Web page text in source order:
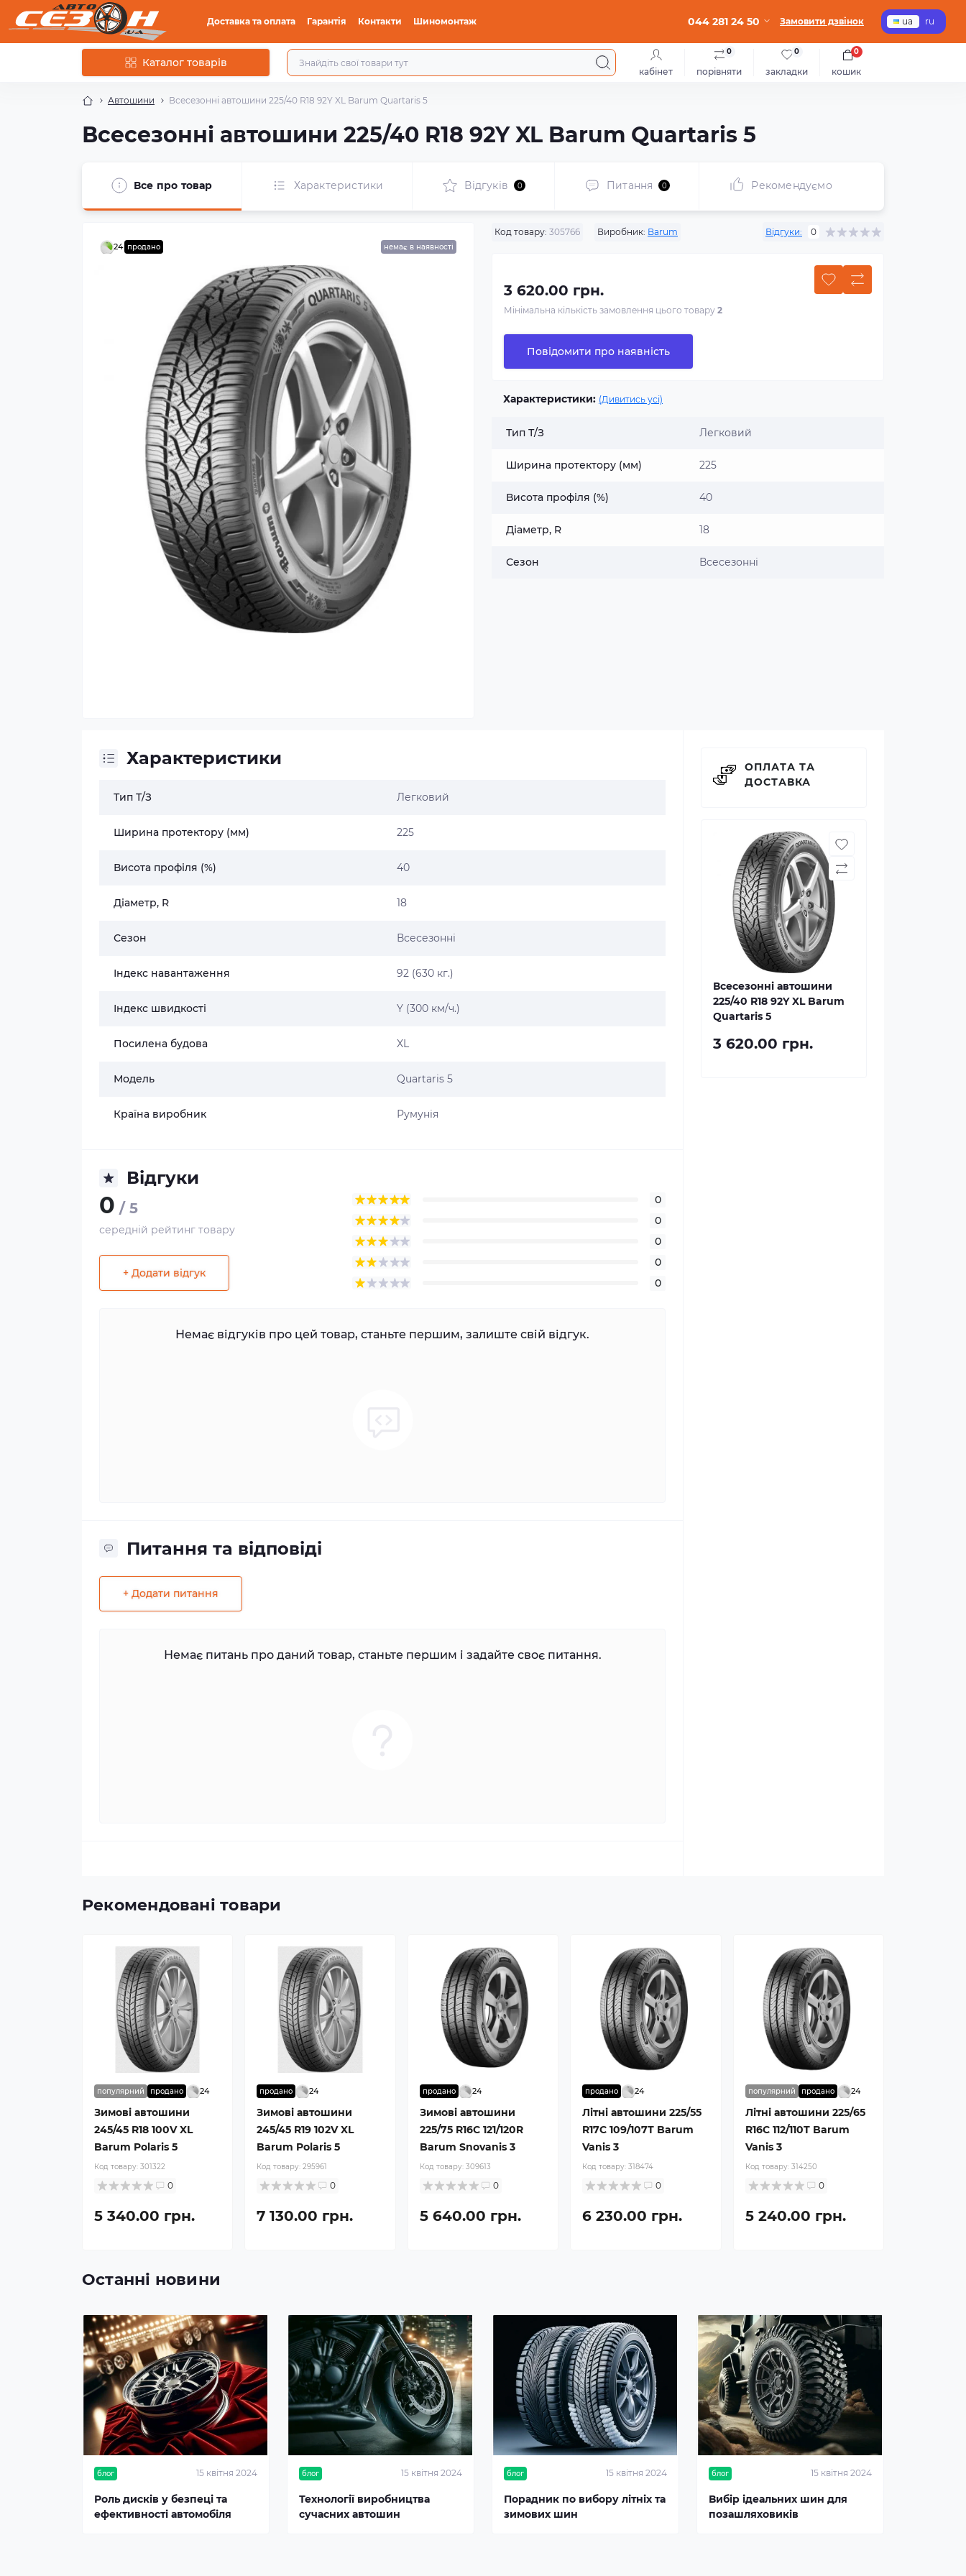
Доставка та оплата Гарантія Контакти Шиномонтаж 044 281 24 50 Замовити дзвінок ua ru
Каталог товарів
кабінет порівняти
0
закладки
0
кошик
0
Автошини Всесезонні автошини 225/40 R18 92Y XL Barum Quartaris 5
Всесезонні автошини 225/40 R18 92Y XL Barum Quartaris 5
Все про товар Характеристики Відгуків 0 Питання 0 Рекомендуємо
24 продано немає в наявності
Код товару: 305766 Виробник: Barum Відгуки: 0
3 620.00 грн.
Мінімальна кількість замовлення цього товару 2
Повідомити про наявність
Характеристики: (Дивитись усі)
Тип Т/З Легковий
Ширина протектору (мм) 225
Висота профіля (%) 40
Діаметр, R 18
Сезон Всесезонні
Характеристики
Тип Т/З Легковий
Ширина протектору (мм) 225
Висота профіля (%) 40
Діаметр, R 18
Сезон Всесезонні
Індекс навантаження 92 (630 кг.)
Індекс швидкості Y (300 км/ч.)
Посилена будова XL
Модель Quartaris 5
Країна виробник Румунія
Відгуки
0 / 5
середній рейтинг товару
+ Додати відгук
0
0
0
0
0
Немає відгуків про цей товар, станьте першим, залиште свій відгук.
Питання та відповіді
+ Додати питання
Немає питань про даний товар, станьте першим і задайте своє питання.
ОПЛАТА ТА
ДОСТАВКА
Всесезонні автошини
225/40 R18 92Y XL Barum
Quartaris 5
3 620.00 грн.
Рекомендовані товари
популярний продано 24
Зимові автошини
245/45 R18 100V XL
Barum Polaris 5
Код товару: 301322
0
5 340.00 грн.
продано 24
Зимові автошини
245/45 R19 102V XL
Barum Polaris 5
Код товару:295961
0
7 130.00 грн.
продано 24
Зимові автошини
225/75 R16C 121/120R
Barum Snovanis 3
Код товару: 309613
0
5 640.00 грн.
продано 24
Літні автошини 225/55
R17C 109/107T Barum
Vanis 3
Код товару:318474
0
6 230.00 грн.
популярний продано 24
Літні автошини 225/65
R16C 112/110T Barum
Vanis 3
Код товару: 314250
0
5 240.00 грн.
Останні новини
блог 15 квітня 2024
Роль дисків у безпеці та
ефективності автомобіля
блог 15 квітня 2024
Технології виробництва
сучасних автошин
блог 15 квітня 2024
Порадник по вибору літніх та
зимових шин
блог 15 квітня 2024
Вибір ідеальних шин для
позашляховиків